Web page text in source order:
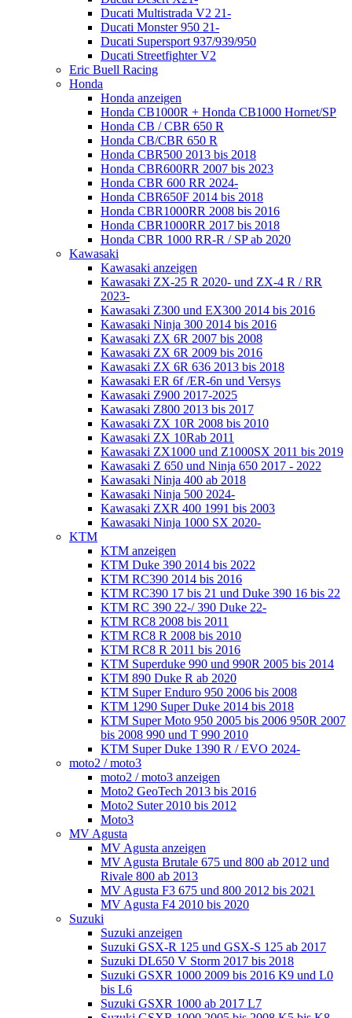
Ducati Multistrada V2 21-
Ducati Monster 950 21-
Ducati Supersport 937/939/950
Ducati Streetfighter V2
Eric Buell Racing
Honda
Honda anzeigen
Honda CB1000R + Honda CB1000 Hornet/SP
Honda CB / CBR 650 R
Honda CB/CBR 650 R
Honda CBR500 2013 bis 2018
Honda CBR600RR 2007 bis 2023
Honda CBR 600 RR 2024-
Honda CBR650F 2014 bis 2018
Honda CBR1000RR 2008 bis 2016
Honda CBR1000RR 2017 bis 2018
Honda CBR 1000 RR-R / SP ab 2020
Kawasaki
Kawasaki anzeigen
Kawasaki ZX-25 R 2020- und ZX-4 R / RR
2023-
Kawasaki Z300 und EX300 2014 bis 2016
Kawasaki Ninja 300 2014 bis 2016
Kawasaki ZX 6R 2007 bis 2008
Kawasaki ZX 6R 2009 bis 2016
Kawasaki ZX 6R 636 2013 bis 2018
Kawasaki ER 6f /ER-6n und Versys
Kawasaki Z900 2017-2025
Kawasaki Z800 2013 bis 2017
Kawasaki ZX 10R 2008 bis 2010
Kawasaki ZX 10Rab 2011
Kawasaki ZX1000 und Z1000SX 2011 bis 2019
Kawasaki Z 650 und Ninja 650 2017 - 2022
Kawasaki Ninja 400 ab 2018
Kawasaki Ninja 500 2024-
Kawasaki ZXR 400 1991 bis 2003
Kawasaki Ninja 1000 SX 2020-
KTM
KTM anzeigen
KTM Duke 390 2014 bis 2022
KTM RC390 2014 bis 2016
KTM RC390 17 bis 21 und Duke 390 16 bis 22
KTM RC 390 22-/ 390 Duke 22-
KTM RC8 2008 bis 2011
KTM RC8 R 2008 bis 2010
KTM RC8 R 2011 bis 2016
KTM Superduke 990 und 990R 2005 bis 2014
KTM 890 Duke R ab 2020
KTM Super Enduro 950 2006 bis 2008
KTM 1290 Super Duke 2014 bis 2018
KTM Super Moto 950 2005 bis 2006 950R 2007
bis 2008 990 und T 990 2010
KTM Super Duke 1390 R / EVO 2024-
moto2 / moto3
moto2 / moto3 anzeigen
Moto2 GeoTech 2013 bis 2016
Moto2 Suter 2010 bis 2012
Moto3
MV Agusta
MV Agusta anzeigen
MV Agusta Brutale 675 und 800 ab 2012 und
Rivale 800 ab 2013
MV Agusta F3 675 und 800 2012 bis 2021
MV Agusta F4 2010 bis 2020
Suzuki
Suzuki anzeigen
Suzuki GSX-R 125 und GSX-S 125 ab 2017
Suzuki DL650 V Storm 2017 bis 2018
Suzuki GSXR 1000 2009 bis 2016 K9 und L0
bis L6
Suzuki GSXR 1000 ab 2017 L7